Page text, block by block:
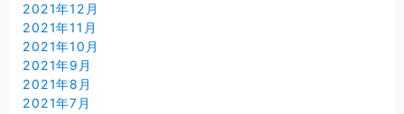
2021年12月
2021年11月
2021年10月
2021年9月
2021年8月
2021年7月